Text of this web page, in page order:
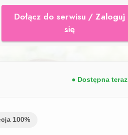
Dołącz do serwisu / Zaloguj
się
● Dostępna teraz
100%